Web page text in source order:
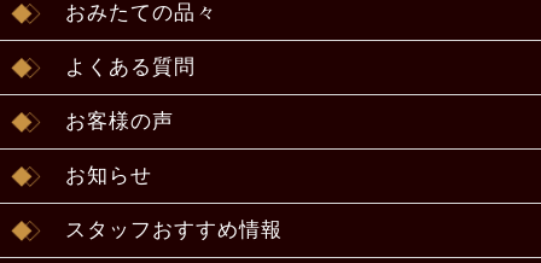
おみたての品々
よくある質問
お客様の声
お知らせ
スタッフおすすめ情報